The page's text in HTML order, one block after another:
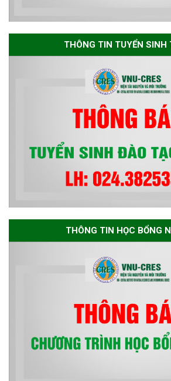
Thông báo
đủ điều
trình đào
ngành Môi
THÔNG TIN TUYỂN SINH
THÔNG TIN HỌC BỔNG